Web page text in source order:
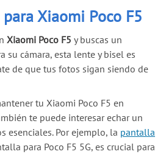
Xiaomi Poco F5
Xiaomi Poco F5 y buscas un
su cámara, esta lente y bisel es
de que tus fotos sigan siendo de
tu Xiaomi Poco F5 en
te puede interesar echar un
esenciales. Por ejemplo, la pantalla
para Poco F5 5G, es crucial para